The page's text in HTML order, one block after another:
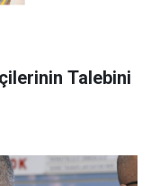
Talebini